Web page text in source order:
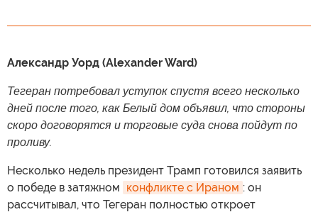
Александр Уорд (Alexander Ward)
Тегеран потребовал уступок спустя всего несколько
дней после того, как Белый дом объявил, что стороны
скоро договорятся и торговые суда снова пойдут по
проливу.
Несколько недель президент Трамп готовился заявить
о победе в затяжном конфликте с Ираном : он
рассчитывал, что Тегеран полностью откроет